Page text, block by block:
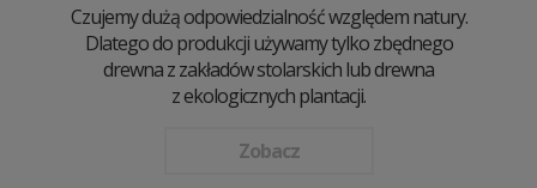
Czujemy dużą odpowiedzialność względem natury.
Dlatego do produkcji używamy tylko zbędnego
drewna z zakładów stolarskich lub drewna
z ekologicznych plantacji.
Zobacz